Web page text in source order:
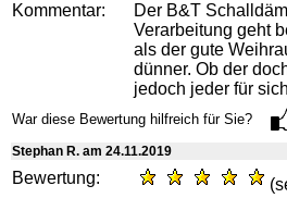
Kommentar:
Der B&T
Verarbeitung geht
als der gute
dünner. Ob der
jedoch jeder für
War diese Bewertung hilfreich für Sie?
Stephan R. am 24.11.2019
Bewertung: